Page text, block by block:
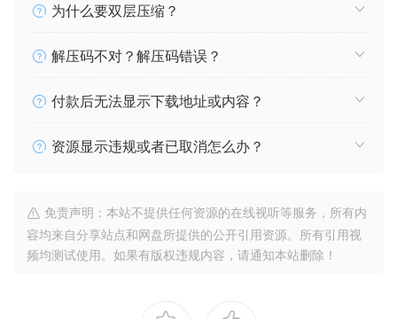
为什么要双层压缩？
解压码不对？解压码错误？
付款后无法显示下载地址或内容？
资源显示违规或者已取消怎么办？
免责声明：本站不提供任何资源的在线视听等服务，所有内
容均来自分享站点和网盘所提供的公开引用资源。所有引用视
频均测试使用。如果有版权违规内容，请通知本站删除！